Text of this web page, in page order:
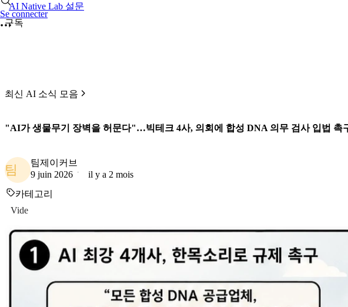
Se connecter
AI Native Lab 설문
구독
최신 AI 소식 모음
"AI가 생물무기 장벽을 허문다"…빅테크 4사, 의회에 합성 DNA 의무 검사 입법 촉
팀
팀제이커브
9 juin 2026
il y a 2 mois
카테고리
Vide